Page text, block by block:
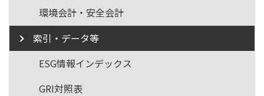
環境会計・安全会計
索引・データ等
ESG情報インデックス
GRI対照表